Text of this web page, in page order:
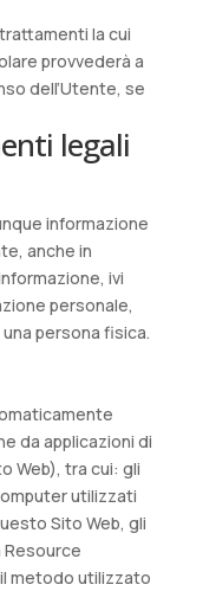
la cui
provvederà a
dell’Utente, se
legali
informazione
anche in
ivi
personale,
persona fisica.
da applicazioni di
Web), tra cui: gli
utilizzati
Sito Web, gli
Resource
metodo utilizzato